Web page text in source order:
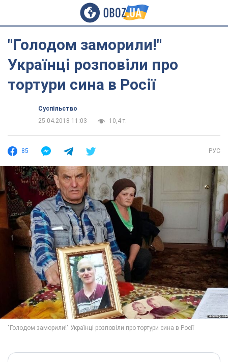
"Голодом заморили!"
Українці розповіли про
тортури сина в Росії
Суспільство
25.04.2018 11:03
10,4 т.
85 РУС